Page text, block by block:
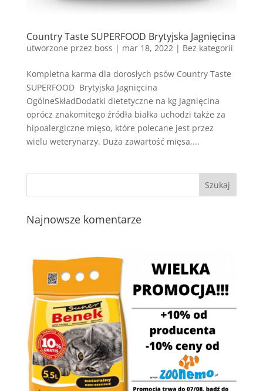
Country Taste SUPERFOOD Brytyjska Jagnięcina
utworzone przez boss | mar 18, 2022| Bez kategorii
Kompletna karma dla dorosłych psów Country Taste
SUPERFOOD Brytyjska Jagnięcina
OgólneSkładDodatki dietetyczne na kg Jagnięcina
oprócz znakomitego źródła białka uchodzi także za
hipoalergiczne mięso, które polecane jest przez
wielu weterynarzy. Duża zawartość mięsa,...
Najnowsze komentarze